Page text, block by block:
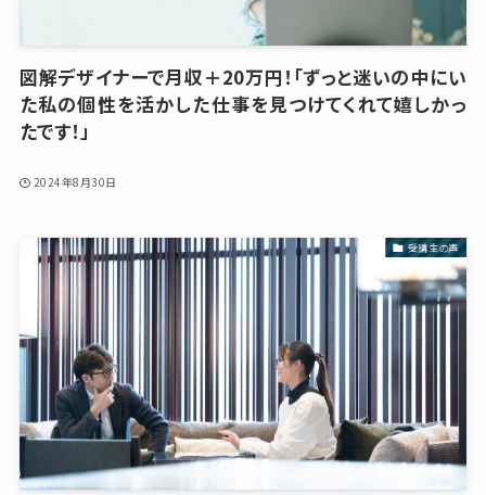
図解デザイナーで月収＋20万円！「ずっと迷いの中にい
た私の個性を活かした仕事を見つけてくれて嬉しかっ
たです！」
2024年8月30日
受講生の声